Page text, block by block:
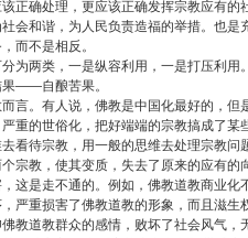
正确处理，更应该正确发挥宗教应有的
会和谐，为人民负责造福的举措。也是
而不是相反。
为两类，一是纵容利用，一是打压利用
果——自酿苦果。
言。有人说，佛教是中国化最好的，但
重的世俗化，把好端端的宗教搞成了某
看待宗教，用一般的思维去处理宗教问
宗教，使其变质，失去了原来的应有的
这是走不通的。例如，佛教道教商业化
严重损害了佛教道教的形象，而且滋生
教道教群众的感情，败坏了社会风气，